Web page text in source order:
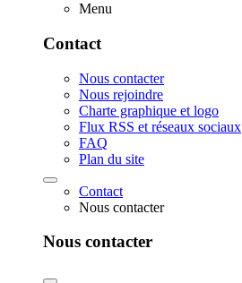
Menu
Contact
Nous contacter
Nous rejoindre
Charte graphique et logo
Flux RSS et réseaux sociaux
FAQ
Plan du site
Contact
Nous contacter
Nous contacter